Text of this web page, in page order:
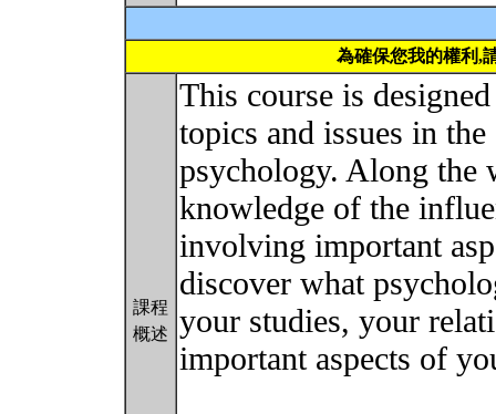
為確保您我的權利,
課程
概述
This course is
topics and issues in
psychology. Along the
knowledge of the
involving important
discover what
your studies, your
important aspects of